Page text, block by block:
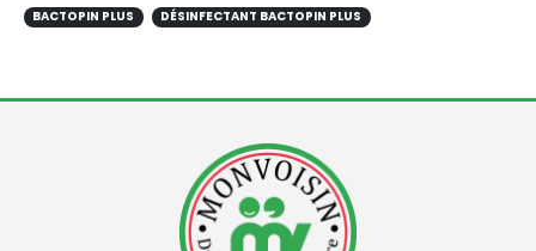
BACTOPIN PLUS DÉSINFECTANT BACTOPIN PLUS